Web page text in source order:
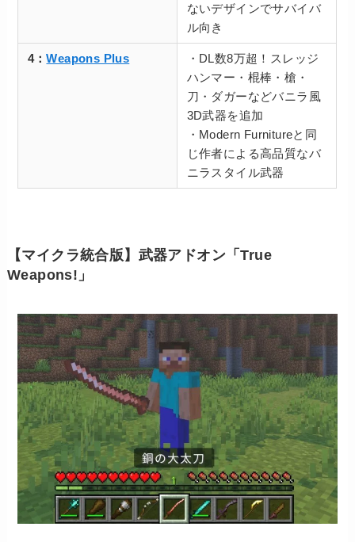
ないデザインでサバイバ
ル向き
4：Weapons Plus
・DL数8万超！スレッジ
ハンマー・棍棒・槍・
刀・ダガーなどバニラ風
3D武器を追加
・Modern Furnitureと同
じ作者による高品質なバ
ニラスタイル武器
【マイクラ統合版】武器アドオン「True
Weapons!」